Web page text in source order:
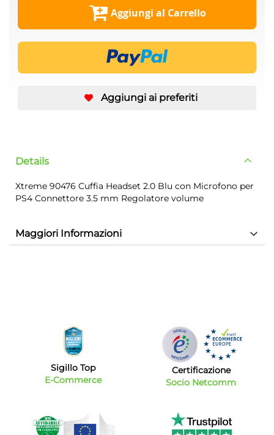
Aggiungi al Carrello
Aggiungi ai preferiti
Details
Xtreme 90476 Cuffia Headset 2.0 Blu con Microfono per
PS4 Connettore 3.5 mm Regolatore volume
Maggiori Informazioni
Sigillo Top
E-Commerce
Certificazione
Socio Netcomm